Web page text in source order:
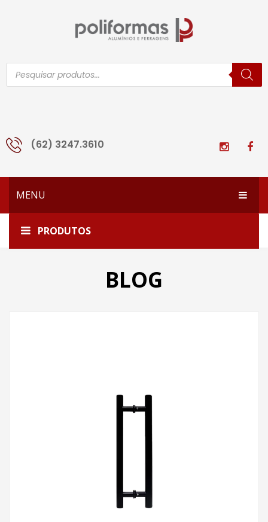
Pesquisar
produtos
(62) 3247.3610
MENU
HOME
EMPRESA
PRODUTOS
Home PX-H-30-pt
BLOG